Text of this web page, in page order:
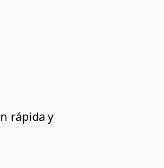
rápida y